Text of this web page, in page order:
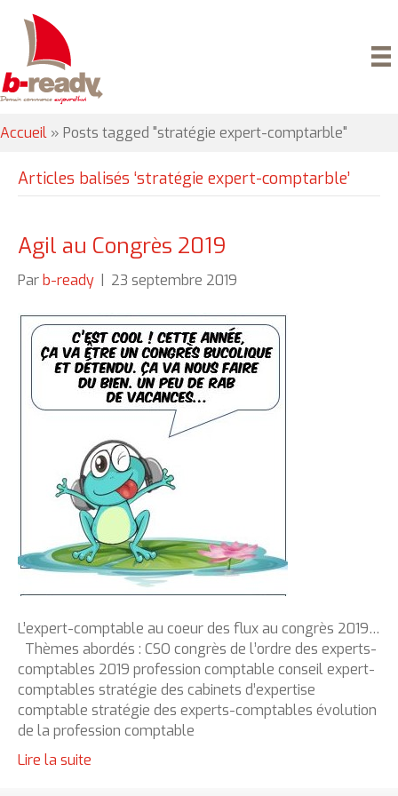
Accueil » Posts tagged "stratégie expert-comptarble"
Articles balisés ‘stratégie expert-comptarble’
Agil au Congrès 2019
Par b-ready 23 septembre 2019
L’expert-comptable au coeur des flux au congrès 2019…
Thèmes abordés : CSO congrès de l’ordre des experts-
comptables 2019 profession comptable conseil expert-
comptables stratégie des cabinets d’expertise
comptable stratégie des experts-comptables évolution
de la profession comptable
Lire la suite